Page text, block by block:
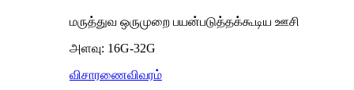
மருத்துவ ஒருமுறை பயன்படுத்தக்கூடிய ஊசி
அளவு: 16G-32G
விசாரணைவிவரம்